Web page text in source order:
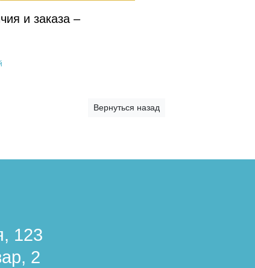
и заказа –
Вернуться назад
123
2